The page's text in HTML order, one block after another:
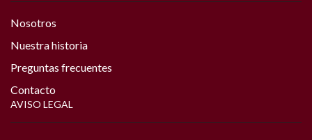
Nosotros
Nuestra historia
Preguntas frecuentes
Contacto
AVISO LEGAL